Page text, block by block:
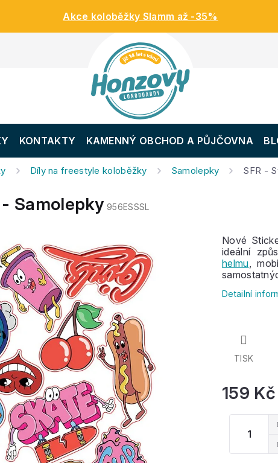
Akce koloběžky Slamm až -35%
KONTAKTY KAMENNÝ OBCHOD A PŮJČOVNA
Díly na freestyle koloběžky Samolepky SFR -
Samolepky 956ESSSL
159 Kč
Nové
ideální
helmu,
Detailní
TISK